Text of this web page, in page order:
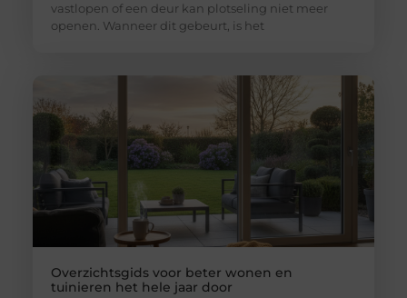
vastlopen of een deur kan plotseling niet meer
openen. Wanneer dit gebeurt, is het
Overzichtsgids voor beter wonen en
tuinieren het hele jaar door